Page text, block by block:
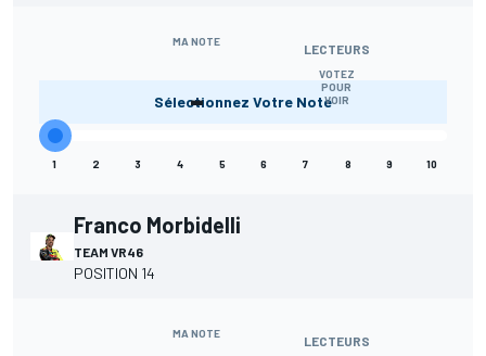
MA NOTE
-
LECTEURS
VOTEZ
POUR
VOIR
Sélectionnez Votre Note
1 2 3 4 5 6 7 8 9 10
Franco Morbidelli
TEAM VR46
POSITION 14
MA NOTE LECTEURS